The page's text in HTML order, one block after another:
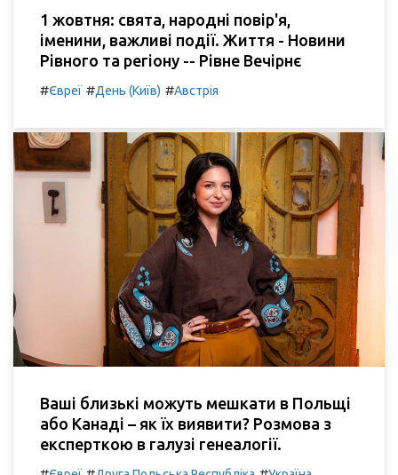
1 жовтня: свята, народні повір'я,
іменини, важливі події. Життя - Новини
Рівного та регіону -- Рівне Вечірнє
#Євреї #День (Київ) #Австрія
Ваші близькі можуть мешкати в Польщі
або Канаді – як їх виявити? Розмова з
експерткою в галузі генеалогії.